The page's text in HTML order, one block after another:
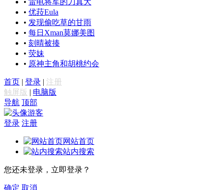
• 雷电将军的刀真大
• 优菈Eula
• 发现偷吃草的甘雨
• 每日Xman莫娜美图
• 刻晴被揍
• 荧妹
• 原神主角和胡桃约会
首页 | 登录 | 注册
触屏版 | 电脑版
导航 顶部
游客
登录 注册
网站首页
站内搜索
您还未登录，立即登录？
确定 取消